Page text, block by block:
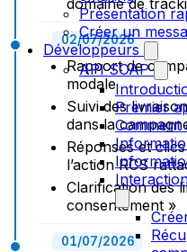
Présentation
Créer un
Développeurs
API SOAP
Premier
Comment
02/07/2026
Rapport de
modale
Suivi des
dans la
Réponses et
l’action RCS
Clarification des
consentement »
01/07/2026